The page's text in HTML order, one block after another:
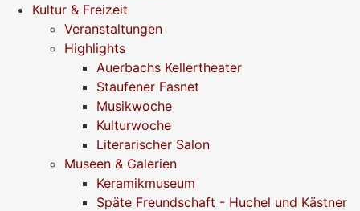
Kultur & Freizeit
Veranstaltungen
Highlights
Auerbachs Kellertheater
Staufener Fasnet
Musikwoche
Kulturwoche
Literarischer Salon
Museen & Galerien
Keramikmuseum
Späte Freundschaft - Huchel und Kästner